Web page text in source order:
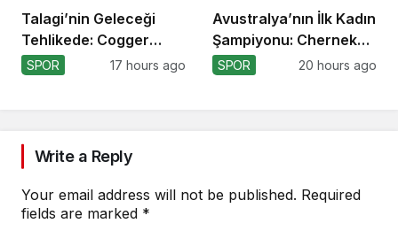
Talagi’nin Geleceği
Tehlikede: Cogger
Tercihi!
SPOR 17 hours ago
Avustralya’nın İlk Kadın
Şampiyonu: Cherneka
Johnson
SPOR 20 hours ago
Write a Reply
Your email address will not be published. Required
fields are marked *